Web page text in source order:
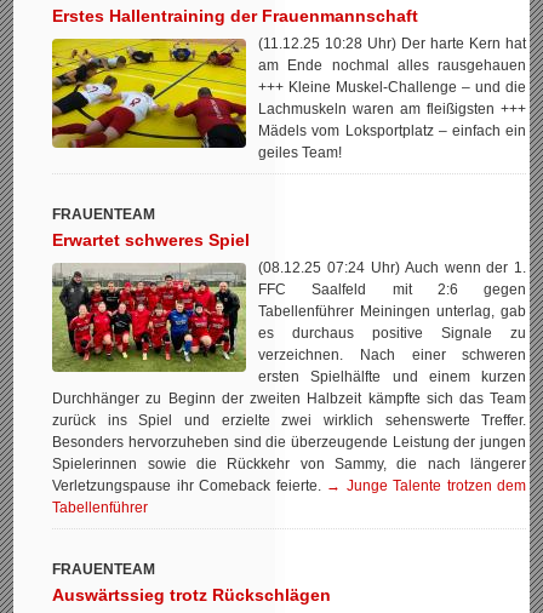
Erstes Hallentraining der Frauenmannschaft
(11.12.25 10:28 Uhr) Der harte Kern hat
am Ende nochmal alles rausgehauen
+++ Kleine Muskel-Challenge – und die
Lachmuskeln waren am fleißigsten +++
Mädels vom Loksportplatz – einfach ein
geiles Team!
FRAUENTEAM
Erwartet schweres Spiel
(08.12.25 07:24 Uhr) Auch wenn der 1.
FFC Saalfeld mit 2:6 gegen
Tabellenführer Meiningen unterlag, gab
es durchaus positive Signale zu
verzeichnen. Nach einer schweren
ersten Spielhälfte und einem kurzen
Durchhänger zu Beginn der zweiten Halbzeit kämpfte sich das Team
zurück ins Spiel und erzielte zwei wirklich sehenswerte Treffer.
Besonders hervorzuheben sind die überzeugende Leistung der jungen
Spielerinnen sowie die Rückkehr von Sammy, die nach längerer
Verletzungspause ihr Comeback feierte. → Junge Talente trotzen dem
Tabellenführer
FRAUENTEAM
Auswärtssieg trotz Rückschlägen